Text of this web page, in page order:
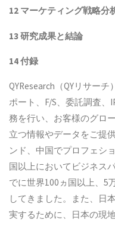
12 マーケティング戦略分
13 研究成果と結論
14 付録
QYResearch（QYリサー
ポート、F/S、委託調査、
務を行い、お客様のグロ
立つ情報やデータをご提
ンド、中国でプロフェシ
国以上においてビジネス
でに世界100ヵ国以上、5
してきました。また、日
実するために、日本の現